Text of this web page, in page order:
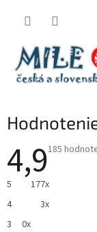
4,9Priemerné
4,9
5
185
5
177x
4
3x
3
0x